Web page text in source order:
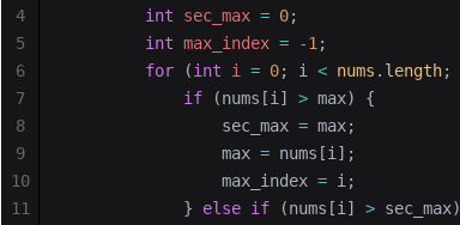
        int
sec_max = 0;
        int
max_index = -1 ;
        for
(int i = 0; i < nums . length;
            if
(nums[i] > max) {
                sec_max
= max;
                max
= nums[i];
                max_index
= i;
            }
else if (nums[i] >
4
5
6
7
8
9
10
11